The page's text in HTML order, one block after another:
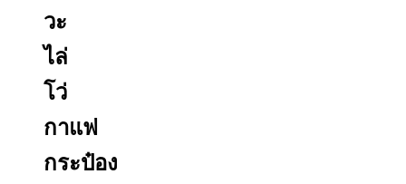
วะ
ไล่
โว่
กาแฟ
กระป๋อง